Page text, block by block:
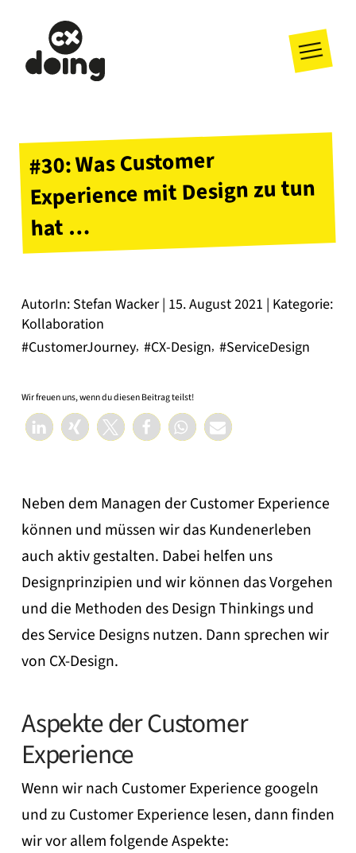
#30: Was Customer
Experience mit Design zu tun
hat …
AutorIn: Stefan Wacker | 15. August 2021 | Kategorie:
Kollaboration
#CustomerJourney, #CX-Design, #ServiceDesign
Wir freuen uns, wenn du diesen Beitrag teilst!
Neben dem Managen der Customer Experience
können und müssen wir das Kundenerleben
auch aktiv gestalten. Dabei helfen uns
Designprinzipien und wir können das Vorgehen
und die Methoden des Design Thinkings und
des Service Designs nutzen. Dann sprechen wir
von CX-Design.
Aspekte der Customer
Experience
Wenn wir nach Customer Experience googeln
und zu Customer Experience lesen, dann finden
wir vor allem folgende Aspekte: